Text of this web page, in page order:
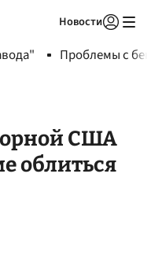
Новости
Проблемы с
США
облиться